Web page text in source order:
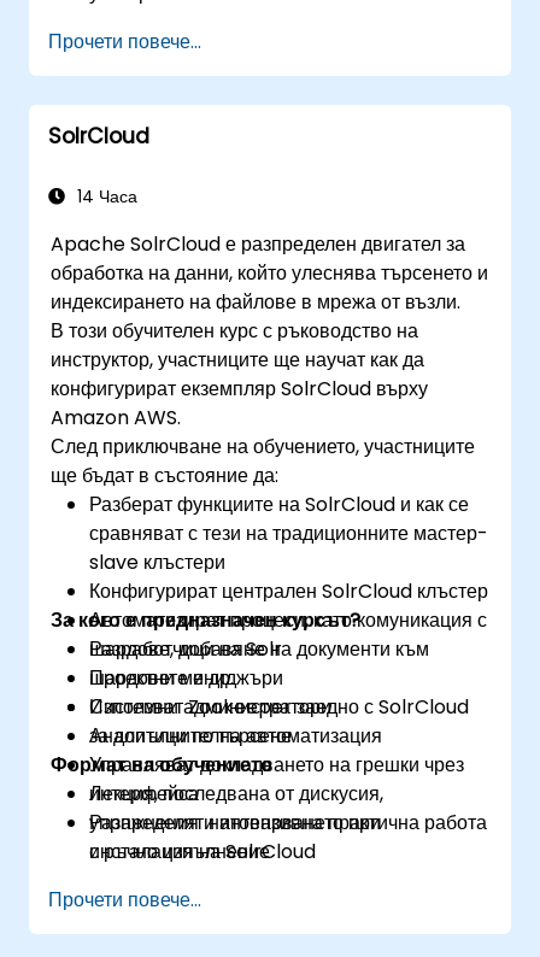
Прочети повече...
SolrCloud
14 Часа
Apache SolrCloud е разпределен двигател за
обработка на данни, който улеснява търсенето и
индексирането на файлове в мрежа от възли.
В този обучителен курс с ръководство на
инструктор, участниците ще научат как да
конфигурират екземпляр SolrCloud върху
Amazon AWS.
След приключване на обучението, участниците
ще бъдат в състояние да:
Разберат функциите на SolrCloud и как се
сравняват с тези на традиционните мастер-
slave клъстери
Конфигурират централен SolrCloud клъстер
Автоматизират процеси, като комуникация с
шардове, добавяне на документи към
шардовете и др.
Използват Zookeeper заедно с SolrCloud
за допълнителна автоматизация
Управляват докладването на грешки чрез
интерфейса
Разпределят натоварването при
инсталация на SolrCloud
обработка и отказоустойчивост (fail-over)
За кого е предназначен курсът?
Разработчици на Solr
Проектни мениджъри
Системни администратори
Аналитици по търсене
Формат на обучението
Лекция, последвана от дискусия,
упражнения и интензивна практична работа
с ръчно изпълнение
Прочети повече...